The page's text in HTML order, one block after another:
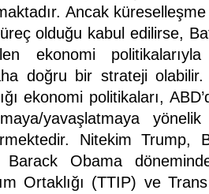
Ancak küreselleşme
olduğu kabul edilirse,
ekonomi
doğru bir strateji olabilir.
ekonomi politikaları,
yavaşlatmaya
Nitekim Trump,
Obama
Ortaklığı (TTIP) ve